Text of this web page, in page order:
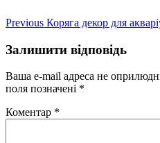
Навігація
записів
Previous Previous
Коряга декор для
Залишити відповідь
Ваша e-mail адреса не
поля позначені *
Коментар *